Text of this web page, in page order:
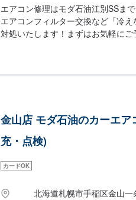
エアコン修理はモダ石油江別SSま
エアコンフィルター交換など「冷
対処いたします！まずはお気軽に
金山店 モダ石油のカーエア
充・点検)
カードOK
北海道札幌市手稲区金山一